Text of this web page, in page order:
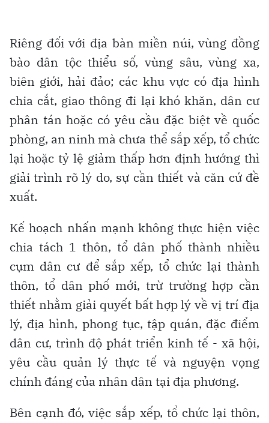
Riêng đối với địa bàn miền núi, vùng đồng
bào dân tộc thiểu số, vùng sâu, vùng xa,
biên giới, hải đảo; các khu vực có địa hình
chia cắt, giao thông đi lại khó khăn, dân cư
phân tán hoặc có yêu cầu đặc biệt về quốc
phòng, an ninh mà chưa thể sắp xếp, tổ chức
lại hoặc tỷ lệ giảm thấp hơn định hướng thì
giải trình rõ lý do, sự cần thiết và căn cứ đề
xuất.
Kế hoạch nhấn mạnh không thực hiện việc
chia tách 1 thôn, tổ dân phố thành nhiều
cụm dân cư để sắp xếp, tổ chức lại thành
thôn, tổ dân phố mới, trừ trường hợp cần
thiết nhằm giải quyết bất hợp lý về vị trí địa
lý, địa hình, phong tục, tập quán, đặc điểm
dân cư, trình độ phát triển kinh tế - xã hội,
yêu cầu quản lý thực tế và nguyện vọng
chính đáng của nhân dân tại địa phương.
Bên cạnh đó, việc sắp xếp, tổ chức lại thôn,